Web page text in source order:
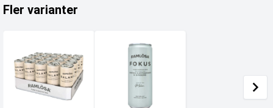
Fler varianter